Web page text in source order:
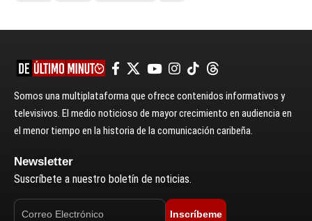
Somos una multiplataforma que ofrece contenidos informativos y
televisivos. El medio noticioso de mayor crecimiento en audiencia en
el menor tiempo en la historia de la comunicación caribeña.
Newsletter
Suscríbete a nuestro boletín de noticias.
Inscríbeme